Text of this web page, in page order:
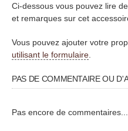
Ci-dessous vous pouvez lire
et remarques sur cet
Vous pouvez ajouter votre
utilisant le formulaire.
PAS DE COMMENTAIRE OU
Pas encore de commentaires...